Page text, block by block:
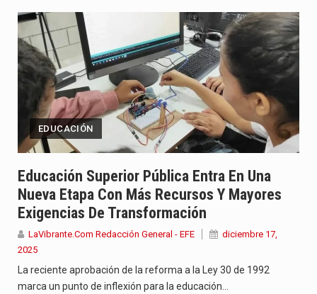
A pocas horas del cambio de gobierno, el equipo de…
Si eres un trader que prefiere lidiar con condiciones de…
Saber cómo borrar el historial de operaciones en MT4 es…
Jhon Arias continúa consolidándose como una de las grandes figuras…
La cantautora venezolana Joaquina vuelve a sorprender a sus seguidores…
La investigación por la muerte de Kevin Arley Acosta Pico,…
EDUCACIÓN
Educación Superior Pública Entra En Una
Nueva Etapa Con Más Recursos Y Mayores
Exigencias De Transformación
LaVibrante.Com Redacción General - EFE
diciembre 17,
2025
La reciente aprobación de la reforma a la Ley 30 de 1992
marca un punto de inflexión para la educación…